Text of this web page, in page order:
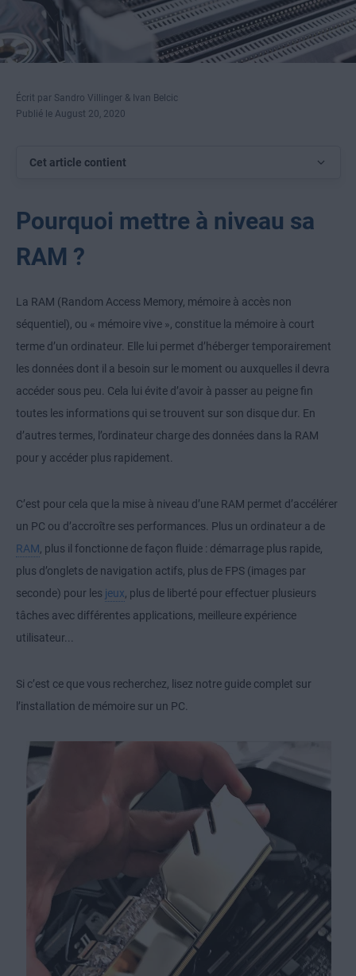
Écrit par Sandro Villinger & Ivan Belcic
Publié le August 20, 2020
Cet article contient
Pourquoi mettre à niveau sa
RAM ?
La RAM (Random Access Memory, mémoire à accès non
séquentiel), ou « mémoire vive », constitue la mémoire à court
terme d’un ordinateur. Elle lui permet d’héberger temporairement
les données dont il a besoin sur le moment ou auxquelles il devra
accéder sous peu. Cela lui évite d’avoir à passer au peigne fin
toutes les informations qui se trouvent sur son disque dur. En
d’autres termes, l’ordinateur charge des données dans la RAM
pour y accéder plus rapidement.
C’est pour cela que la mise à niveau d’une RAM permet d’accélérer
un PC ou d’accroître ses performances. Plus un ordinateur a de
RAM, plus il fonctionne de façon fluide : démarrage plus rapide,
plus d’onglets de navigation actifs, plus de FPS (images par
seconde) pour les jeux, plus de liberté pour effectuer plusieurs
tâches avec différentes applications, meilleure expérience
utilisateur...
Si c’est ce que vous recherchez, lisez notre guide complet sur
l’installation de mémoire sur un PC.